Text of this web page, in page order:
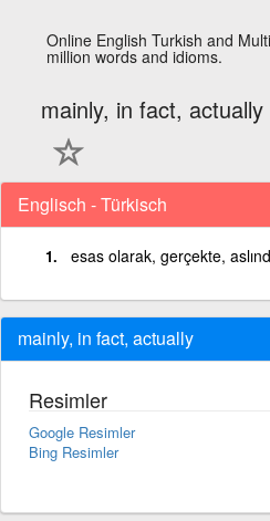
Online English Turkish and
million words and idioms.
mainly, in fact, actually
Englisch - Türkisch
esas olarak, gerçekte,
mainly, in fact, actually
Resimler
Google Resimler
Bing Resimler